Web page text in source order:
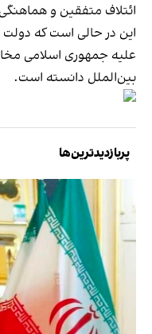
ائتلاف متفقین و
این در حالی است که دولت
علیه جمهوری اسلامی
بین‌الملل دانسته است.
پربازدیدترین‌ها